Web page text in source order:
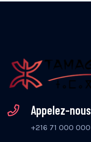
Appelez-nous
+216 71 000 000